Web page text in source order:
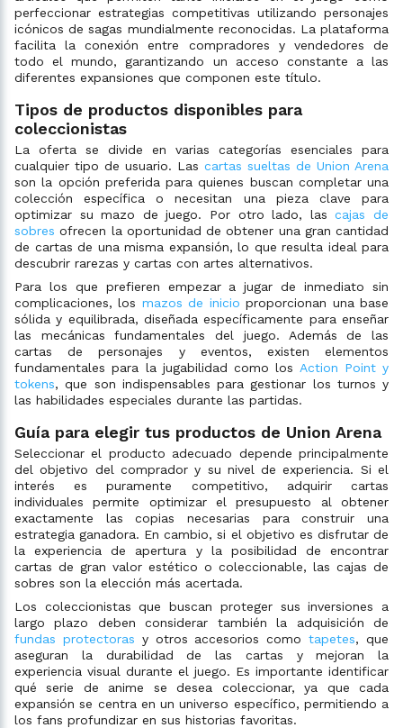
perfeccionar estrategias competitivas utilizando personajes
icónicos de sagas mundialmente reconocidas. La plataforma
facilita la conexión entre compradores y vendedores de
todo el mundo, garantizando un acceso constante a las
diferentes expansiones que componen este título.
Tipos de productos disponibles para
coleccionistas
La oferta se divide en varias categorías esenciales para
cualquier tipo de usuario. Las cartas sueltas de Union Arena
son la opción preferida para quienes buscan completar una
colección específica o necesitan una pieza clave para
optimizar su mazo de juego. Por otro lado, lascajas de
sobres ofrecen la oportunidad de obtener una gran cantidad
de cartas de una misma expansión, lo que resulta ideal para
descubrir rarezas y cartas con artes alternativos.
Para los que prefieren empezar a jugar de inmediato sin
complicaciones, los mazos de inicio proporcionan una base
sólida y equilibrada, diseñada específicamente para enseñar
las mecánicas fundamentales del juego. Además de las
cartas de personajes y eventos, existen elementos
fundamentales para la jugabilidad como los Action Point y
tokens, que son indispensables para gestionar los turnos y
las habilidades especiales durante las partidas.
Guía para elegir tus productos de Union Arena
Seleccionar el producto adecuado depende principalmente
del objetivo del comprador y su nivel de experiencia. Si el
interés es puramente competitivo, adquirir cartas
individuales permite optimizar el presupuesto al obtener
exactamente las copias necesarias para construir una
estrategia ganadora. En cambio, si el objetivo es disfrutar de
la experiencia de apertura y la posibilidad de encontrar
cartas de gran valor estético o coleccionable, las cajas de
sobres son la elección más acertada.
Los coleccionistas que buscan proteger sus inversiones a
largo plazo deben considerar también la adquisición de
fundas protectoras y otros accesorios comotapetes, que
aseguran la durabilidad de las cartas y mejoran la
experiencia visual durante el juego. Es importante identificar
qué serie de anime se desea coleccionar, ya que cada
expansión se centra en un universo específico, permitiendo a
los fans profundizar en sus historias favoritas.